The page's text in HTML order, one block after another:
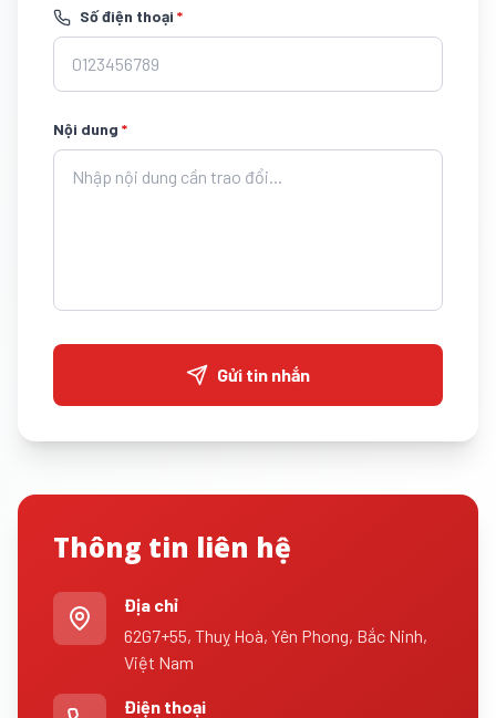
Số điện thoại *
Nội dung *
Gửi tin nhắn
Thông tin liên hệ
Địa chỉ
62G7+55, Thuỵ Hoà, Yên Phong, Bắc Ninh,
Việt Nam
Điện thoại